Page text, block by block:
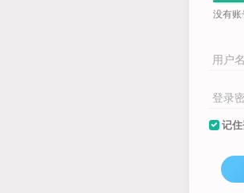
没有
用户
登录
记